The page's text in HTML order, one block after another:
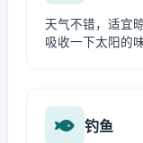
天气不错，适宜
吸收一下太阳的
钓鱼